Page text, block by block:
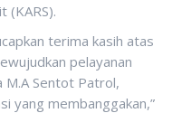
(KARS).
terima kasih atas
pelayanan
M.A Sentot Patrol,
yang membanggakan,”